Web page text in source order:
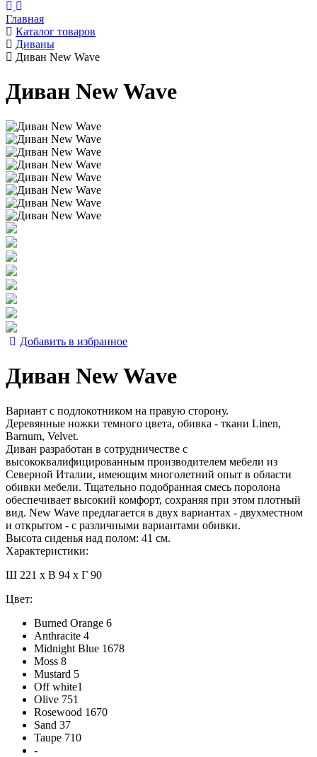
Главная
Каталог товаров
Диваны
Диван New Wave
Диван New Wave
Добавить в избранное
Диван New Wave
Вариант с подлокотником на правую сторону.
Деревянные ножки темного цвета, обивка - ткани Linen,
Barnum, Velvet.
Диван разработан в сотрудничестве с
высококвалифицированным производителем мебели из
Северной Италии, имеющим многолетний опыт в области
обивки мебели. Тщательно подобранная смесь поролона
обеспечивает высокий комфорт, сохраняя при этом плотный
вид. New Wave предлагается в двух вариантах - двухместном
и открытом - с различными вариантами обивки.
Высота сиденья над полом: 41 см.
Характеристики:
Ш 221 x В 94 x Г 90
Цвет:
Burned Orange 6
Anthracite 4
Midnight Blue 1678
Moss 8
Mustard 5
Off white1
Olive 751
Rosewood 1670
Sand 37
Taupe 710
-